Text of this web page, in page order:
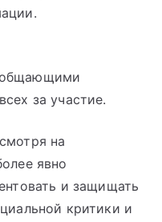
за участие.
на
явно
и защищать
критики и